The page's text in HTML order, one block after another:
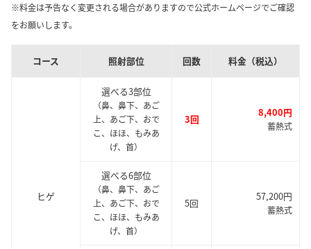
※料金は予告なく変更される場合がありますので公式ホームページでご確認
をお願いします。
コース 照射部位 回数 料金（税込）
ヒゲ
選べる3部位
（鼻、鼻下、あご
上、あご下、おで
こ、ほほ、もみあ
げ、首）
3回
8,400円
蓄熱式
選べる6部位
（鼻、鼻下、あご
上、あご下、おで
こ、ほほ、もみあ
げ、首）
5回
57,200円
蓄熱式